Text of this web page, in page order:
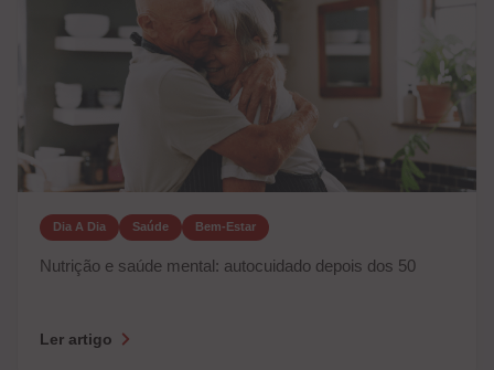
Dia A Dia Saúde Bem-Estar
Nutrição e saúde mental: autocuidado depois dos 50
Ler artigo